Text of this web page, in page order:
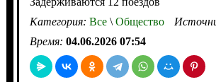
Категория: Все\Общество
Время: 04.06.2026 07:54